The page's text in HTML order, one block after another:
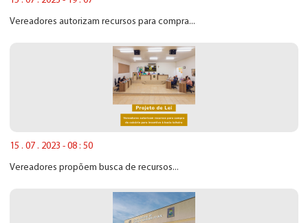
Vereadores autorizam recursos para compra...
15 . 07 . 2023 - 08 : 50
Vereadores propõem busca de recursos...